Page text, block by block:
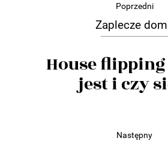
Poprzedni
Zaplecze
House
jest i czy
Następny